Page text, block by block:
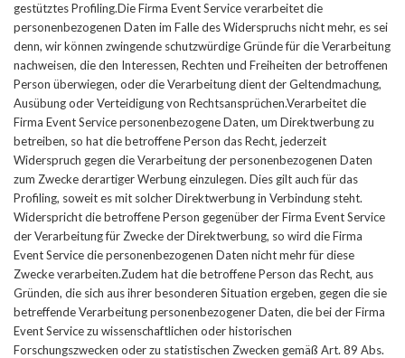
gestütztes Profiling.Die Firma Event Service verarbeitet die
personenbezogenen Daten im Falle des Widerspruchs nicht mehr, es sei
denn, wir können zwingende schutzwürdige Gründe für die Verarbeitung
nachweisen, die den Interessen, Rechten und Freiheiten der betroffenen
Person überwiegen, oder die Verarbeitung dient der Geltendmachung,
Ausübung oder Verteidigung von Rechtsansprüchen.Verarbeitet die
Firma Event Service personenbezogene Daten, um Direktwerbung zu
betreiben, so hat die betroffene Person das Recht, jederzeit
Widerspruch gegen die Verarbeitung der personenbezogenen Daten
zum Zwecke derartiger Werbung einzulegen. Dies gilt auch für das
Profiling, soweit es mit solcher Direktwerbung in Verbindung steht.
Widerspricht die betroffene Person gegenüber der Firma Event Service
der Verarbeitung für Zwecke der Direktwerbung, so wird die Firma
Event Service die personenbezogenen Daten nicht mehr für diese
Zwecke verarbeiten.Zudem hat die betroffene Person das Recht, aus
Gründen, die sich aus ihrer besonderen Situation ergeben, gegen die sie
betreffende Verarbeitung personenbezogener Daten, die bei der Firma
Event Service zu wissenschaftlichen oder historischen
Forschungszwecken oder zu statistischen Zwecken gemäß Art. 89 Abs.